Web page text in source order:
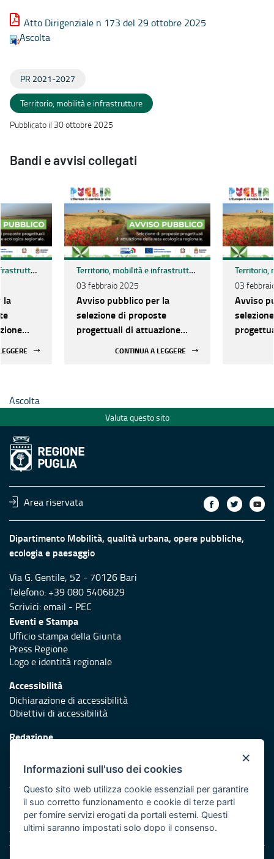
Atto Dirigenziale n 173 del 29 ottobre 2025
Ascolta
PR 2021-2027
Territorio, mobilità e infrastrutture
Pubblicato il 30 ottobre 2025
Bandi e avvisi collegati
Territorio, mobilità e infrastrutture
la
Territorio, mobilità e infrastrutture
03 febbraio 2025
Avviso pubblico per la
selezione di proposte
progettuali di attuazione
CONTINUA A LEGGERE
03
Avviso
Ascolta
Valuta questo sito
Area riservata
Dipartimento Mobilità, qualità urbana, opere pubbliche,
ecologia e paesaggio
Via G. Gentile, 52 - 70126 Bari
Telefono: +39 080 5406829
Scrivici:email - PEC
Eventi e Stampa
Ufficio stampa della Giunta
Press Regione
Logo e identità regionale
Accessibilità
Dichiarazione di accessibilità
Obiettivi di accessibilità
Redazione
Protezione civile
Vai al sito di Protezione Civile Puglia
Iniziativa finanziata con risorse del POR Puglia 2014/2020 -
Asse XI
×
Informazioni sull'uso dei cookies
Questo sito web utilizza cookie essenziali per garantire
il suo corretto funzionamento e cookie di terze parti
per fornire servizi erogati da portali esterni. Questi
ultimi saranno impostati solo dopo il consenso.